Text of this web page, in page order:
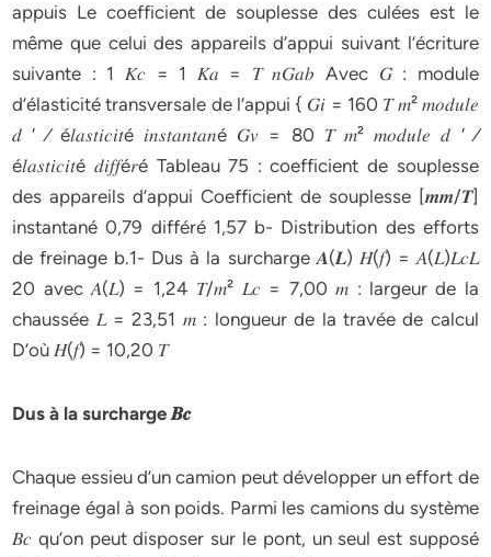
appuis Le coefficient de souplesse des culées est le
même que celui des appareils d’appui suivant l’écriture
suivante : 1 𝐾𝑐 = 1 𝐾𝑎 = 𝑇 𝑛𝐺𝑎𝑏 Avec 𝐺 : module
d’élasticité transversale de l’appui { 𝐺𝑖 = 160 𝑇 𝑚² 𝑚𝑜𝑑𝑢𝑙𝑒
𝑑 ′ ⁄ é𝑙𝑎𝑠𝑡𝑖𝑐𝑖𝑡é 𝑖𝑛𝑠𝑡𝑎𝑛𝑡𝑎𝑛é 𝐺𝑣 = 80 𝑇 𝑚² 𝑚𝑜𝑑𝑢𝑙𝑒 𝑑 ′ ⁄
é𝑙𝑎𝑠𝑡𝑖𝑐𝑖𝑡é 𝑑𝑖𝑓𝑓é𝑟é Tableau 75 : coefficient de souplesse
des appareils d’appui Coefficient de souplesse [𝒎𝒎/𝑻]
instantané 0,79 différé 1,57 b- Distribution des efforts
de freinage b.1- Dus à la surcharge 𝑨(𝑳) 𝐻(𝑓) = 𝐴(𝐿)𝐿𝑐𝐿
20 avec 𝐴(𝐿) = 1,24 𝑇/𝑚² 𝐿𝑐 = 7,00 𝑚 : largeur de la
chaussée 𝐿 = 23,51 𝑚 : longueur de la travée de calcul
D’où 𝐻(𝑓) = 10,20 𝑇
Dus à la surcharge 𝑩𝒄
Chaque essieu d’un camion peut développer un effort de
freinage égal à son poids. Parmi les camions du système
𝐵𝑐 qu’on peut disposer sur le pont, un seul est supposé